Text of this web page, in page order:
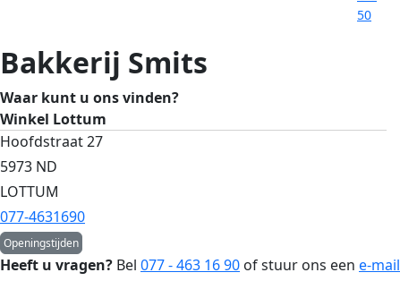
50
Bakkerij Smits
Waar kunt u ons vinden?
Winkel Lottum
Hoofdstraat 27
5973 ND
LOTTUM
077-4631690
Openingstijden
Heeft u vragen? Bel 077 - 463 16 90 of stuur ons een e-mail